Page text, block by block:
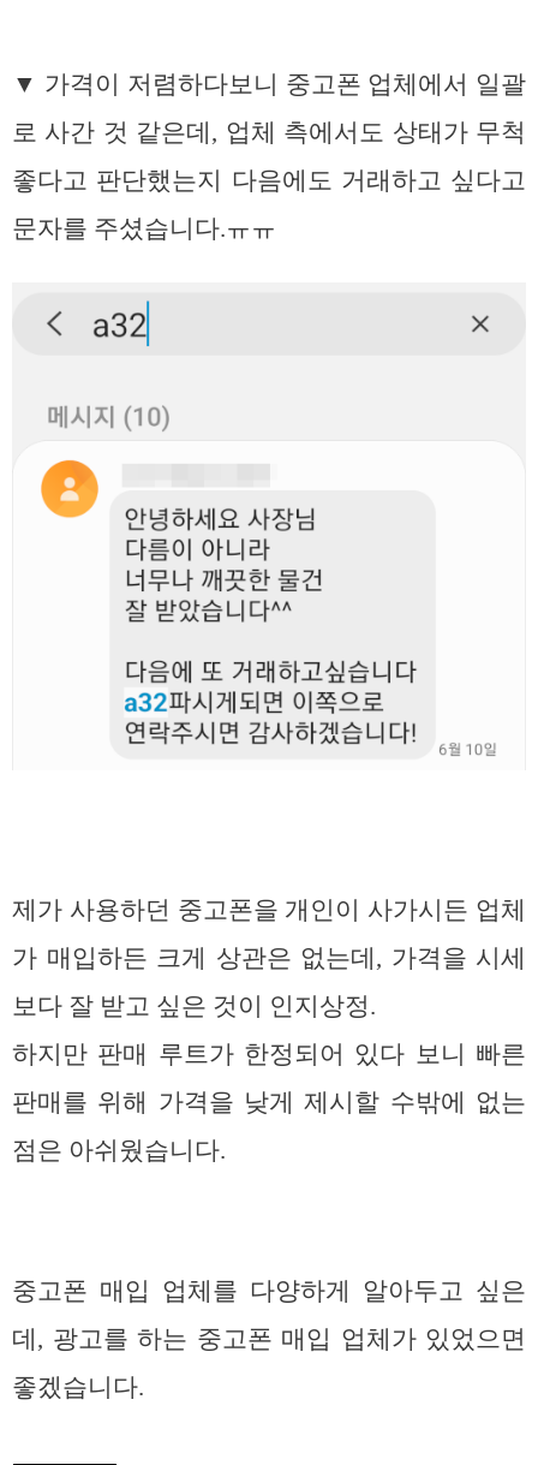
▼ 가격이 저렴하다보니 중고폰 업체에서 일괄
로 사간 것 같은데, 업체 측에서도 상태가 무척
좋다고 판단했는지 다음에도 거래하고 싶다고
문자를 주셨습니다.ㅠㅠ
제가 사용하던 중고폰을 개인이 사가시든 업체
가 매입하든 크게 상관은 없는데, 가격을 시세
보다 잘 받고 싶은 것이 인지상정.
하지만 판매 루트가 한정되어 있다 보니 빠른
판매를 위해 가격을 낮게 제시할 수밖에 없는
점은 아쉬웠습니다.
중고폰 매입 업체를 다양하게 알아두고 싶은
데, 광고를 하는 중고폰 매입 업체가 있었으면
좋겠습니다.